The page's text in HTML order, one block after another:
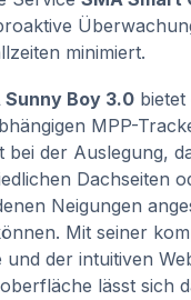
minimiert.
Sunny Boy 3.0
MPP-
bei der Auslegung,
Dachseiten
Neigungen
Mit seiner
und der intuitiven
lässt sich